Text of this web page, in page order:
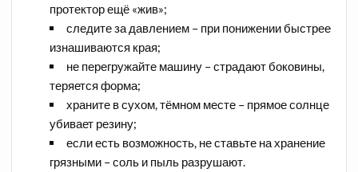
протектор ещё «жив»;
следите за давлением – при понижении быстрее
изнашиваются края;
не перегружайте машину – страдают боковины,
теряется форма;
храните в сухом, тёмном месте – прямое солнце
убивает резину;
если есть возможность, не ставьте на хранение
грязными – соль и пыль разрушают.